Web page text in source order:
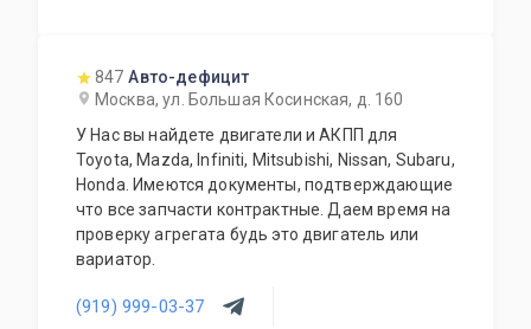
847 Авто-дефицит
Москва, ул. Большая Косинская, д. 160
У Нас вы найдете двигатели и АКПП для
Toyota, Mazda, Infiniti, Mitsubishi, Nissan, Subaru,
Honda. Имеются документы, подтверждающие
что все запчасти контрактные. Даем время на
проверку агрегата будь это двигатель или
вариатор.
(919) 999-03-37